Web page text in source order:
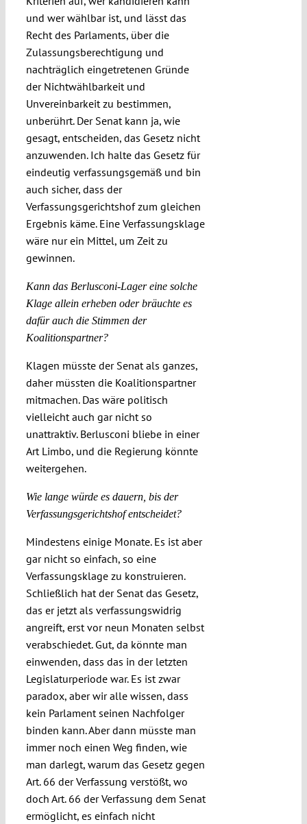
und wer wählbar ist, und lässt das
Recht des Parlaments, über die
Zulassungsberechtigung und
nachträglich eingetretenen Gründe
der Nichtwählbarkeit und
Unvereinbarkeit zu bestimmen,
unberührt. Der Senat kann ja, wie
gesagt, entscheiden, das Gesetz nicht
anzuwenden. Ich halte das Gesetz für
eindeutig verfassungsgemäß und bin
auch sicher, dass der
Verfassungsgerichtshof zum gleichen
Ergebnis käme. Eine Verfassungsklage
wäre nur ein Mittel, um Zeit zu
gewinnen.
Kann das Berlusconi-Lager eine solche
Klage allein erheben oder bräuchte es
dafür auch die Stimmen der
Koalitionspartner?
Klagen müsste der Senat als ganzes,
daher müssten die Koalitionspartner
mitmachen. Das wäre politisch
vielleicht auch gar nicht so
unattraktiv. Berlusconi bliebe in einer
Art Limbo, und die Regierung könnte
weitergehen.
Wie lange würde es dauern, bis der
Verfassungsgerichtshof entscheidet?
Mindestens einige Monate. Es ist aber
gar nicht so einfach, so eine
Verfassungsklage zu konstruieren.
Schließlich hat der Senat das Gesetz,
das er jetzt als verfassungswidrig
angreift, erst vor neun Monaten selbst
verabschiedet. Gut, da könnte man
einwenden, dass das in der letzten
Legislaturperiode war. Es ist zwar
paradox, aber wir alle wissen, dass
kein Parlament seinen Nachfolger
binden kann. Aber dann müsste man
immer noch einen Weg finden, wie
man darlegt, warum das Gesetz gegen
Art. 66 der Verfassung verstößt, wo
doch Art. 66 der Verfassung dem Senat
ermöglicht, es einfach nicht